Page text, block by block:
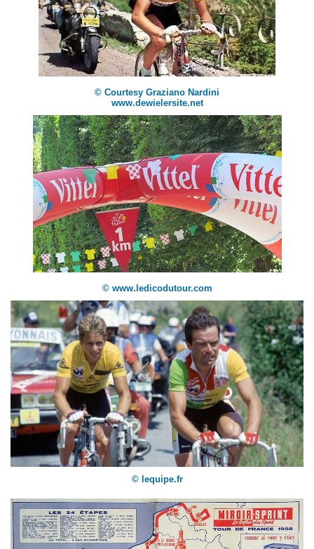
© Courtesy Graziano Nardini
www.dewielersite.net
© www.ledicodutour.com
© lequipe.fr